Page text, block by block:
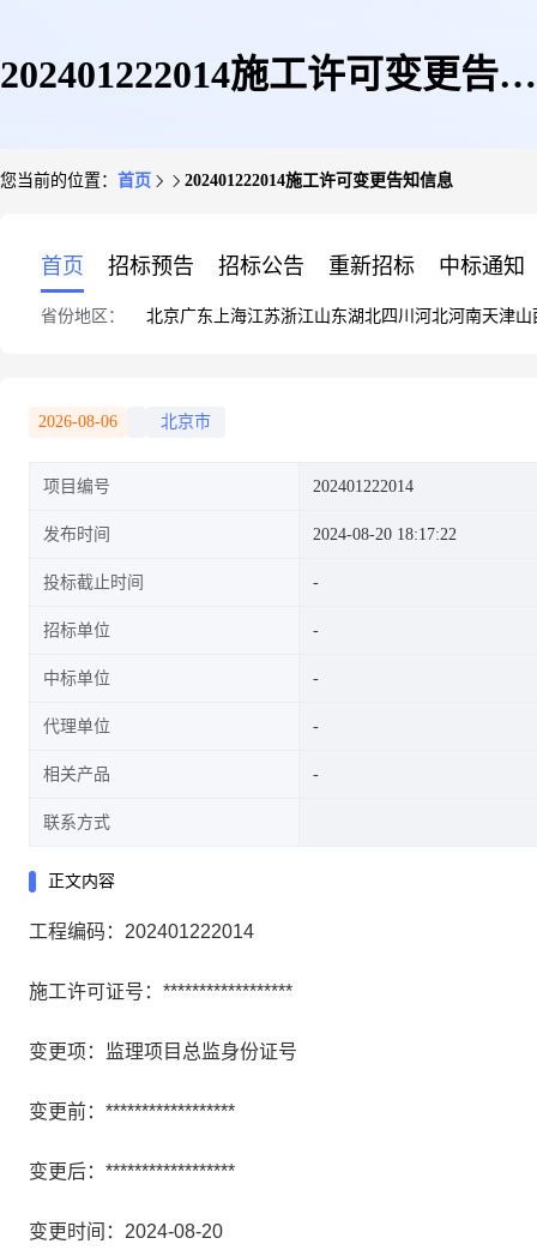
202401222014施工许可变更告知
您当前的位置： 首页 202401222014施工许可变更告知信息
首页 招标预告 招标公告 重新招标 中标通知
省份地区： 北京广东 上海江苏浙江山东湖北四川 河北河南天津山
2026-08-06 北京市
项目编号 202401222014
发布时间 2024-08-20 18:17:22
投标截止时间
招标单位
中标单位
代理单位
相关产品
联系方式
正文内容
工程编码：202401222014
施工许可证号：******************
变更项：监理项目总监身份证号
变更前：******************
变更后：******************
变更时间：2024-08-20